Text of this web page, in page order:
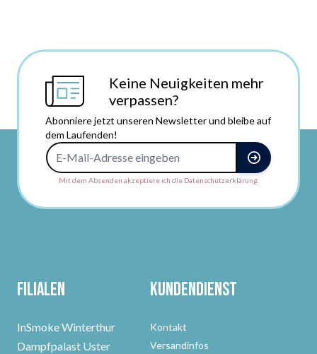
Keine Neuigkeiten mehr
verpassen?
Abonniere jetzt unseren Newsletter und bleibe auf
dem Laufenden!
Mit dem Absenden akzeptiere ich die Datenschutzerklärung.
Filialen
InSmoke Winterthur
Dampfpalast Uster
Kundendienst
Kontakt
Versandinfos